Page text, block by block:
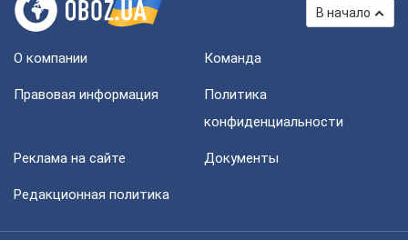
В начало
О компании Команда
Правовая информация
Политика
конфиденциальности
Реклама на сайте Документы
Редакционная политика